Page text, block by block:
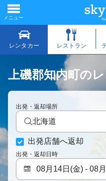
上磯郡知内町の
出発・返却場所
北海道
出発店舗へ返却
出発・返却日時